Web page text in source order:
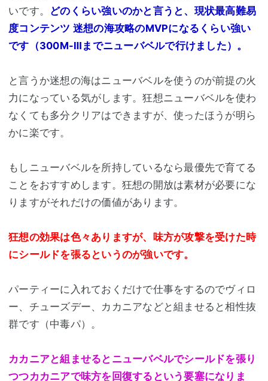
いです。 どのくらい強いのかと言うと、現状最高難易
度コンテンツ 迷想の海攻略のMVPになるくらい強い
です（300M-Ⅲまでニューバベルで行けました）。
と言うか迷想の海はニューバベルを使うのが前提の火
力になっている気がします。狂想ニューバベルを使わ
なくても多分クリアはできますが、使ったほうが明ら
かに楽です。
もしニューバベルを所持しているなら最優先で育てる
ことをおすすめします。狂想の開放は素材が必要にな
りますがそれだけの価値があります。
狂想の効果は色々ありますが、味方が攻撃を受けた時
にシールドを張るというのが強いです。
パーティーに入れておくだけで仕事をするのでヴィロ
ー、チューズデー、カカニアなどと組ませると相性抜
群です（中毒パ）。
カカニアと組ませるとニューバベルでシールドを張り
つつカカニアで味方を回復するという要塞になりま